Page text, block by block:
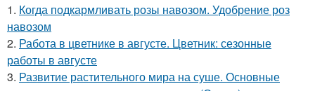
1. Когда подкармливать розы навозом. Удобрение роз
навозом
2. Работа в цветнике в августе. Цветник: сезонные
работы в августе
3. Развитие растительного мира на суше. Основные